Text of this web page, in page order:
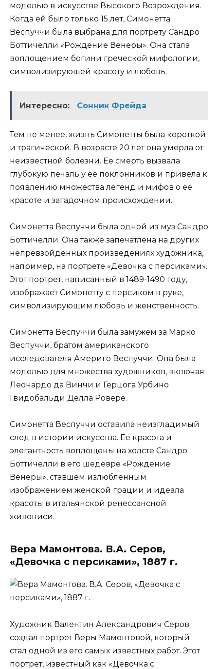
моделью в искусстве Высокого Возрождения.
Когда ей было только 15 лет, Симонетта
Веспуччи была выбрана для портрету Сандро
Боттичелли «Рождение Венеры». Она стала
воплощением богини греческой мифологии,
символизирующей красоту и любовь.
Интересно: Сонник Фрейда
Тем не менее, жизнь Симонетты была короткой
и трагической. В возрасте 20 лет она умерла от
неизвестной болезни. Ее смерть вызвала
глубокую печаль у ее поклонников и привела к
появлению множества легенд и мифов о ее
красоте и загадочном происхождении.
Симонетта Веспуччи была одной из муз Сандро
Боттичелли. Она также запечатлена на других
непревзойденных произведениях художника,
например, на портрете «Девочка с персиками».
Этот портрет, написанный в 1489-1490 году,
изображает Симонетту с персиком в руке,
символизирующим любовь и женственность.
Симонетта Веспуччи была замужем за Марко
Веспуччи, братом американского
исследователя Америго Веспуччи. Она была
моделью для множества художников, включая
Леонардо да Винчи и Герцога Урбино
Гвидобальди Делла Ровере.
Симонетта Веспуччи оставила неизгладимый
след в истории искусства. Ее красота и
элегантность воплощены на холсте Сандро
Боттичелли в его шедевре «Рождение
Венеры», ставшем излюбленным
изображением женской грации и идеала
красоты в итальянской ренессансной
живописи.
Вера Мамонтова. В.А. Серов,
«Девочка с персиками», 1887 г.
Художник Валентин Александрович Серов
создал портрет Веры Мамонтовой, который
стал одной из его самых известных работ. Этот
портрет, известный как «Девочка с